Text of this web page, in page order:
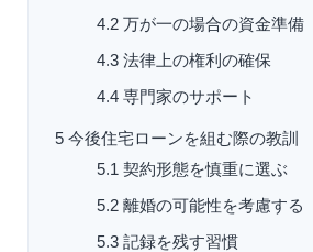
4.2 万が一の場合の資金準備
4.3 法律上の権利の確保
4.4 専門家のサポート
5 今後住宅ローンを組む際の教訓
5.1 契約形態を慎重に選ぶ
5.2 離婚の可能性を考慮する
5.3 記録を残す習慣